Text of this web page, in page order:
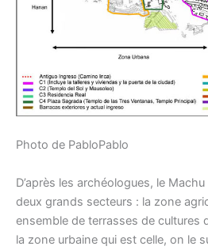
Photo de PabloPablo
D’après les archéologues, le
deux grands secteurs : la zone
ensemble de terrasses de cultures
la zone urbaine qui est celle, on le